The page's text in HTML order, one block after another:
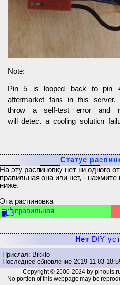
Note:
Pin 5 is looped back to pin
aftermarket fans in this server.
throw a self-test error and
will detect a cooling solution
Статус
На эту распиновку нет ни одного
правильная она или нет, -
ниже.
Эта распиновка
правильная
Нет DIY
Прислал: Bikklo
Последнее обновление 2019-11-03
Copyright © 2000-2024 by
No portion of this webpage may be